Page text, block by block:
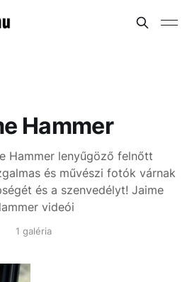
Hammer
Hammer lenyűgöző felnőtt
és művészi fotók várnak
és a szenvedélyt! Jaime
videói
1 galéria